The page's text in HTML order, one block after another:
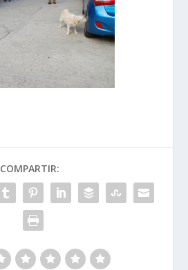
COMPARTIR: